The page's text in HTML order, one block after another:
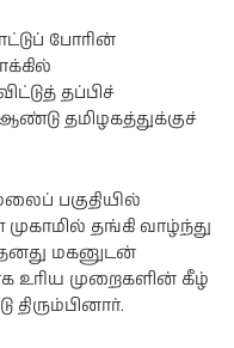
போரின்
தப்பிச்
தமிழகத்துக்குச்
பகுதியில்
தங்கி வாழ்ந்து
மகனுடன்
உரிய முறைகளின் கீழ்